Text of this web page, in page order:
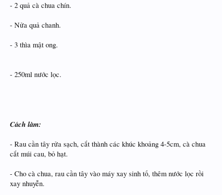
- 2 quả cà chua chín.
- Nửa quả chanh.
- 3 thìa mật ong.
- 250ml nước lọc.
Cách làm:
- Rau cần tây rửa sạch, cắt thành các khúc khoảng 4-5cm, cà chua
cắt múi cau, bỏ hạt.
- Cho cà chua, rau cần tây vào máy xay sinh tố, thêm nước lọc rồi
xay nhuyễn.